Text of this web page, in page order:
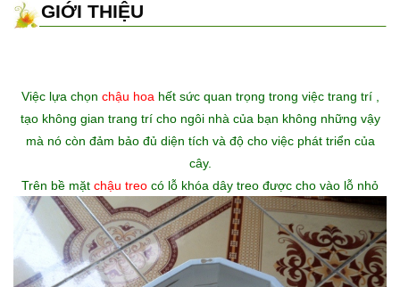
GIỚI THIỆU
Việc lựa chọn chậu hoahết sức quan trọng trong việc trang trí ,
tạo không gian trang trí cho ngôi nhà của bạn không những vậy
mà nó còn đảm bảo đủ diện tích và độ cho việc phát triển của
cây.
Trên bề mặt chậu treo có lỗ khóa dây treo được cho vào lỗ nhỏ